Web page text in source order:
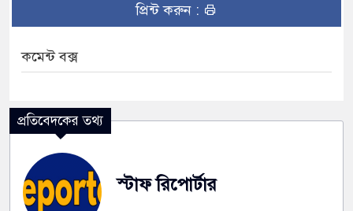
প্রিন্ট করুন :
কমেন্ট বক্স
প্রতিবেদকের তথ্য
স্টাফ রিপোর্টার